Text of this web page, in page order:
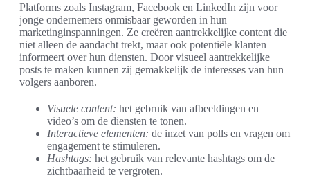
Platforms zoals Instagram, Facebook en LinkedIn zijn voor
jonge ondernemers onmisbaar geworden in hun
marketinginspanningen. Ze creëren aantrekkelijke content die
niet alleen de aandacht trekt, maar ook potentiële klanten
informeert over hun diensten. Door visueel aantrekkelijke
posts te maken kunnen zij gemakkelijk de interesses van hun
volgers aanboren.
Visuele content: het gebruik van afbeeldingen en
video’s om de diensten te tonen.
Interactieve elementen: de inzet van polls en vragen om
engagement te stimuleren.
Hashtags: het gebruik van relevante hashtags om de
zichtbaarheid te vergroten.